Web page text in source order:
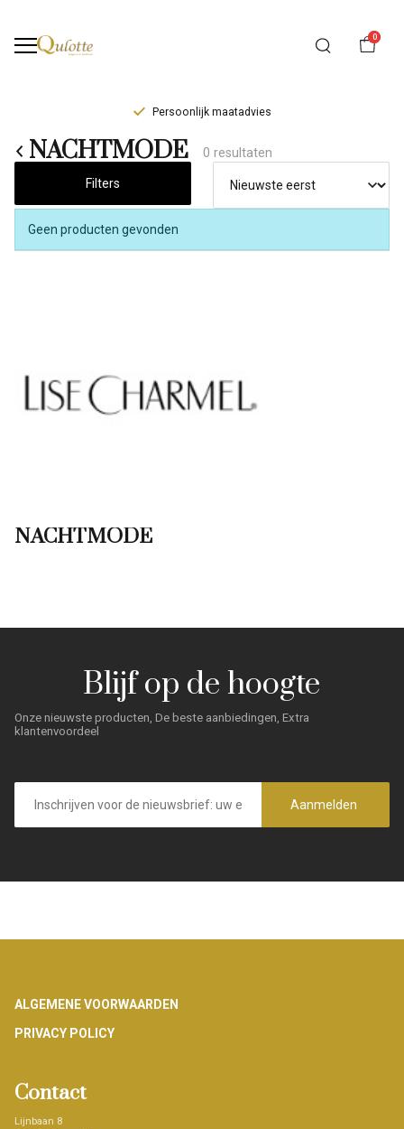
0
Persoonlijk maatadvies
NACHTMODE
Qulotte
NACHTMODE 0 resultaten
Filters
Geen producten gevonden
NACHTMODE
Blijf op de hoogte
Onze nieuwste producten, De beste aanbiedingen, Extra
klantenvoordeel
E-
mailadres
Aanmelden
Footer
ALGEMENE VOORWAARDEN
PRIVACY POLICY
Contact
Lijnbaan 8